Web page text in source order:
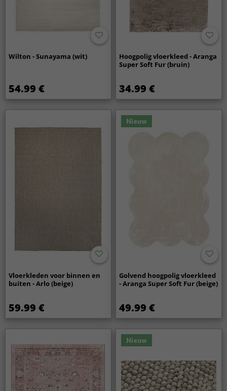
Wilton - Sunayama (wit)
54.99 €
Hoogpolig vloerkleed - Aranga
Super Soft Fur (bruin)
34.99 €
Vloerkleden voor binnen en
buiten - Arlo (beige)
59.99 €
Nieuw
Golvend hoogpolig vloerkleed
- Aranga Super Soft Fur (beige)
49.99 €
Nieuw